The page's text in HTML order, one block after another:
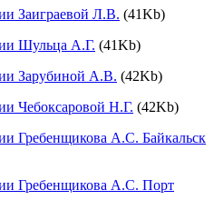
Заиграевой Л.В. (41Kb)
Шульца А.Г. (41Kb)
Зарубиной А.В. (42Kb)
Чебоксаровой Н.Г. (42Kb)
Гребенщикова А.С. Байкальск
Гребенщикова А.С. Порт